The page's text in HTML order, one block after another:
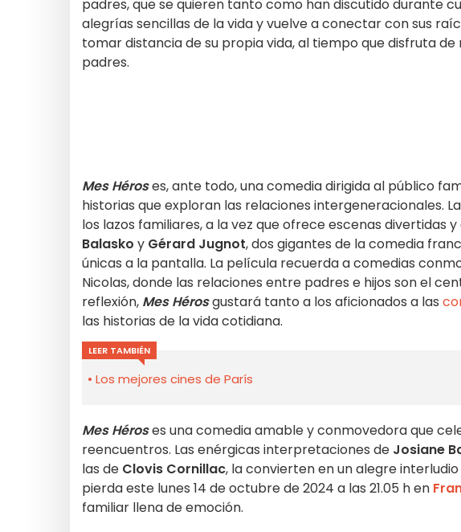
padres, que se quieren tanto como han discutido durante
alegrías sencillas de la vida y vuelve a conectar con sus
tomar distancia de su propia vida, al tiempo que disfruta
padres.
Mes Héroses, ante todo, una comedia dirigida al público
historias que exploran las relaciones intergeneracionales.
los lazos familiares, a la vez que ofrece escenas divertidas
Balasko y Gérard Jugnot, dos gigantes de la comedia
únicas a la pantalla. La película recuerda a comedias
Nicolas, donde las relaciones entre padres e hijos son el
reflexión, Mes Hérosgustará tanto a los aficionados a las
las historias de la vida cotidiana.
LEER TAMBIÉN
Los mejores cines de París
Mes Héroses una comedia amable y conmovedora que
reencuentros. Las enérgicas interpretaciones de Josiane
las de Clovis Cornillac, la convierten en un alegre
pierda este lunes 14 de octubre de 2024 a las 21.05 h en
familiar llena de emoción.